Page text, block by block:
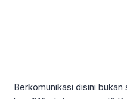
Berkomunikasi disini